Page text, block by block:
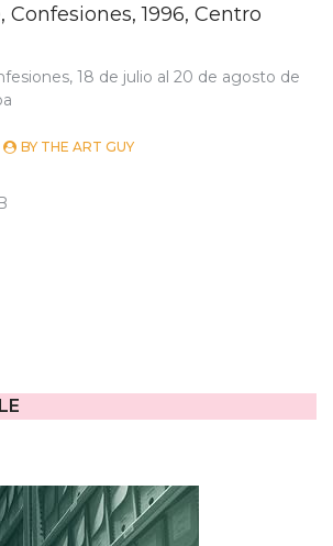
1996, Centro
18 de julio al 20 de agosto de
BY THE ART GUY